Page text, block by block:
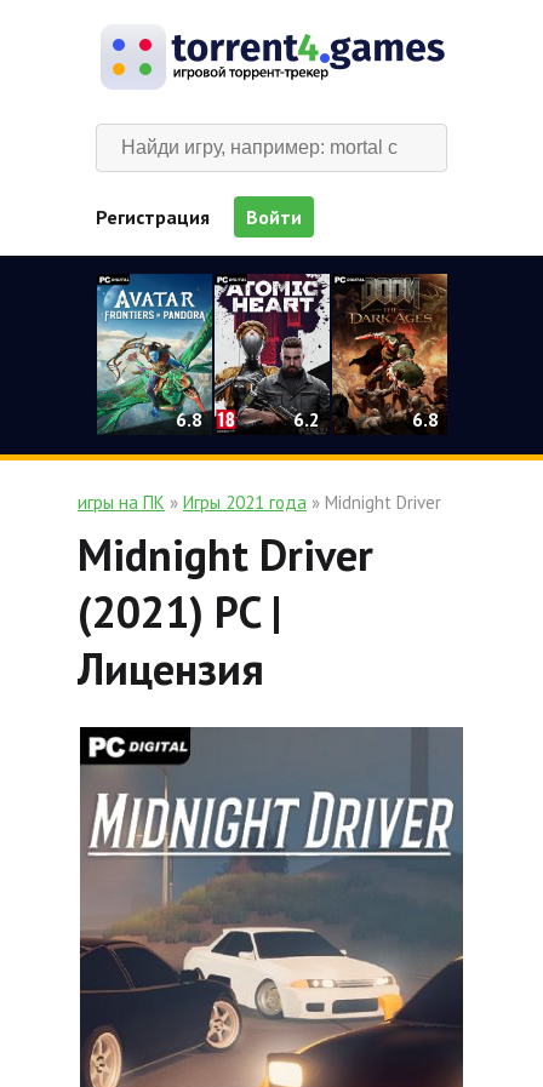
Регистрация Войти
6.8 6.2 6.8
игры на ПК » Игры 2021 года » Midnight Driver
Midnight Driver
(2021) PC |
Лицензия